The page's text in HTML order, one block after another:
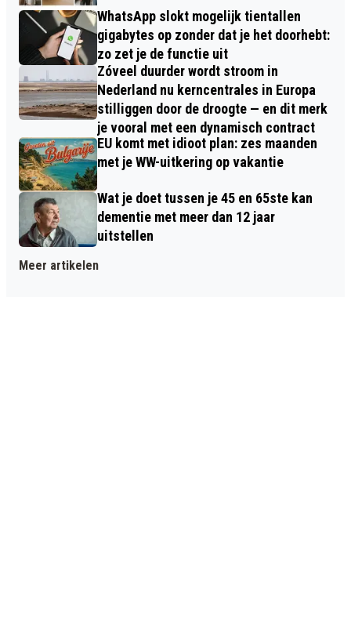
WhatsApp slokt mogelijk tientallen
gigabytes op zonder dat je het doorhebt:
zo zet je de functie uit
Zóveel duurder wordt stroom in
Nederland nu kerncentrales in Europa
stilliggen door de droogte — en dit merk
je vooral met een dynamisch contract
EU komt met idioot plan: zes maanden
met je WW-uitkering op vakantie
Wat je doet tussen je 45 en 65ste kan
dementie met meer dan 12 jaar
uitstellen
Meer artikelen